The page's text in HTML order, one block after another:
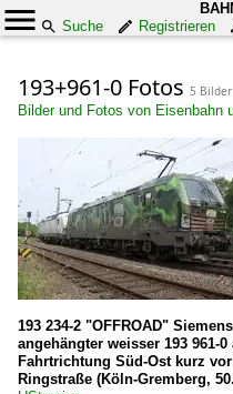
Suche
Registrieren
193+961-0 Fotos 5 Bilder
Bilder und Fotos von Eisenbahn
193 234-2 "OFFROAD"
angehängter weisser 193 961-
Fahrtrichtung Süd-Ost kurz
Ringstraße (Köln-Gremberg,